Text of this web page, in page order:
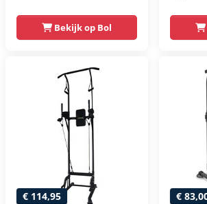
krachtstation -
home gym -
215x111x142
Bekijk op Bol
€ 114,95 €